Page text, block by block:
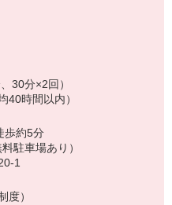
安定や自立支援を目指した寄
です。
30分×2回）
40時間以内）
歩約5分
駐車場あり）
1
度）